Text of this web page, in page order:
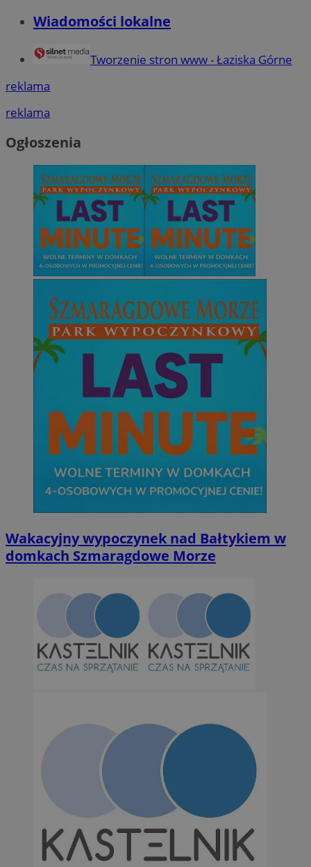
Wiadomości lokalne
Tworzenie stron www - Łaziska Górne
reklama
reklama
Ogłoszenia
Wakacyjny wypoczynek nad Bałtykiem w
domkach Szmaragdowe Morze